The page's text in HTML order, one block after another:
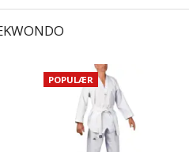
POPULÆR